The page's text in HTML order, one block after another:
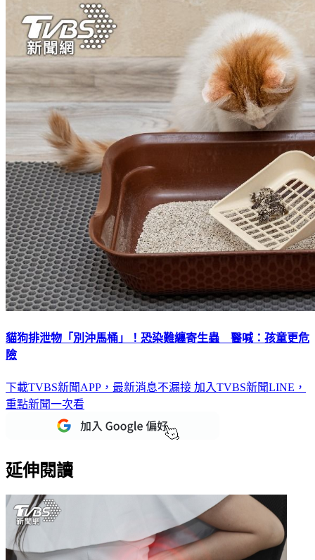
貓狗排泄物「別沖馬桶」！恐染難纏寄生蟲 醫喊：孩童更危
險
下載TVBS新聞APP，最新消息不漏接 加入TVBS新聞LINE，
重點新聞一次看
延伸閱讀